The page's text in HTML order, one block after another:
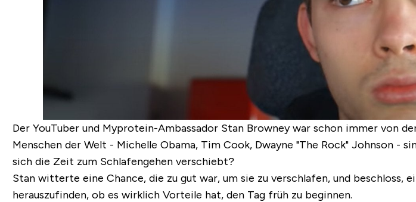
Der YouTuber und Myprotein-Ambassador Stan Browney war schon immer
Menschen der Welt - Michelle Obama, Tim Cook, Dwayne "The Rock" Johnson -
sich die Zeit zum Schlafengehen verschiebt?
Stan witterte eine Chance, die zu gut war, um sie zu verschlafen, und beschloss,
herauszufinden, ob es wirklich Vorteile hat, den Tag früh zu beginnen.